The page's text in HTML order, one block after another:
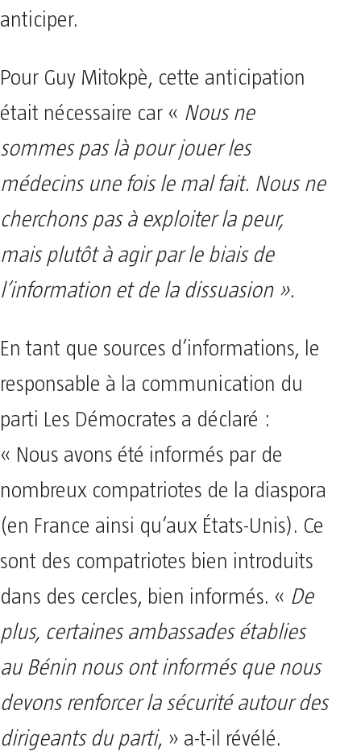
anticiper.
Pour Guy Mitokpè, cette anticipation
était nécessaire car « Nous ne
sommes pas là pour jouer les
médecins une fois le mal fait. Nous ne
cherchons pas à exploiter la peur,
mais plutôt à agir par le biais de
l’information et de la dissuasion ».
En tant que sources d’informations, le
responsable à la communication du
parti Les Démocrates a déclaré :
« Nous avons été informés par de
nombreux compatriotes de la diaspora
(en France ainsi qu’aux États-Unis). Ce
sont des compatriotes bien introduits
dans des cercles, bien informés. « De
plus, certaines ambassades établies
au Bénin nous ont informés que nous
devons renforcer la sécurité autour des
dirigeants du parti, » a-t-il révélé.